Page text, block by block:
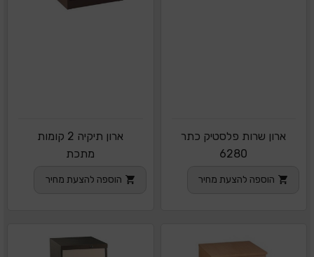
ארון שרות פלסטיק כתר
6280
הוספה להצעת מחיר
ארון תיקיה 2 קומות
מתכת
הוספה להצעת מחיר